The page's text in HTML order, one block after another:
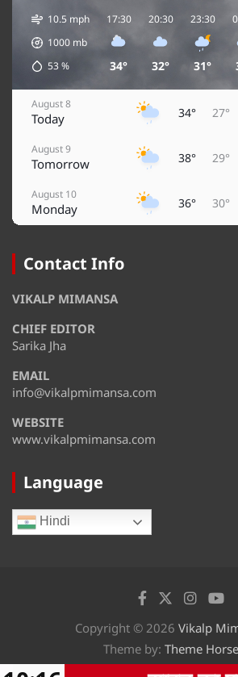
10.5 mph
1000 mb
53%
17:30
34°
20:30
32°
23:30
31°
August 8
Today 34° 27°
August 9
Tomorrow 38° 29°
August 10
Monday 36° 30°
Tuesday
Wednesday
August 13
Thursday
August 14
Friday
Contact Info
VIKALP MIMANSA
CHIEF EDITOR
Sarika Jha
EMAIL
info@vikalpmimansa.com
WEBSITE
www.vikalpmimansa.com
Language
Hindi
Copyright © 2026 Vikalp
Theme by: Theme Horse
Proudly Powered by: